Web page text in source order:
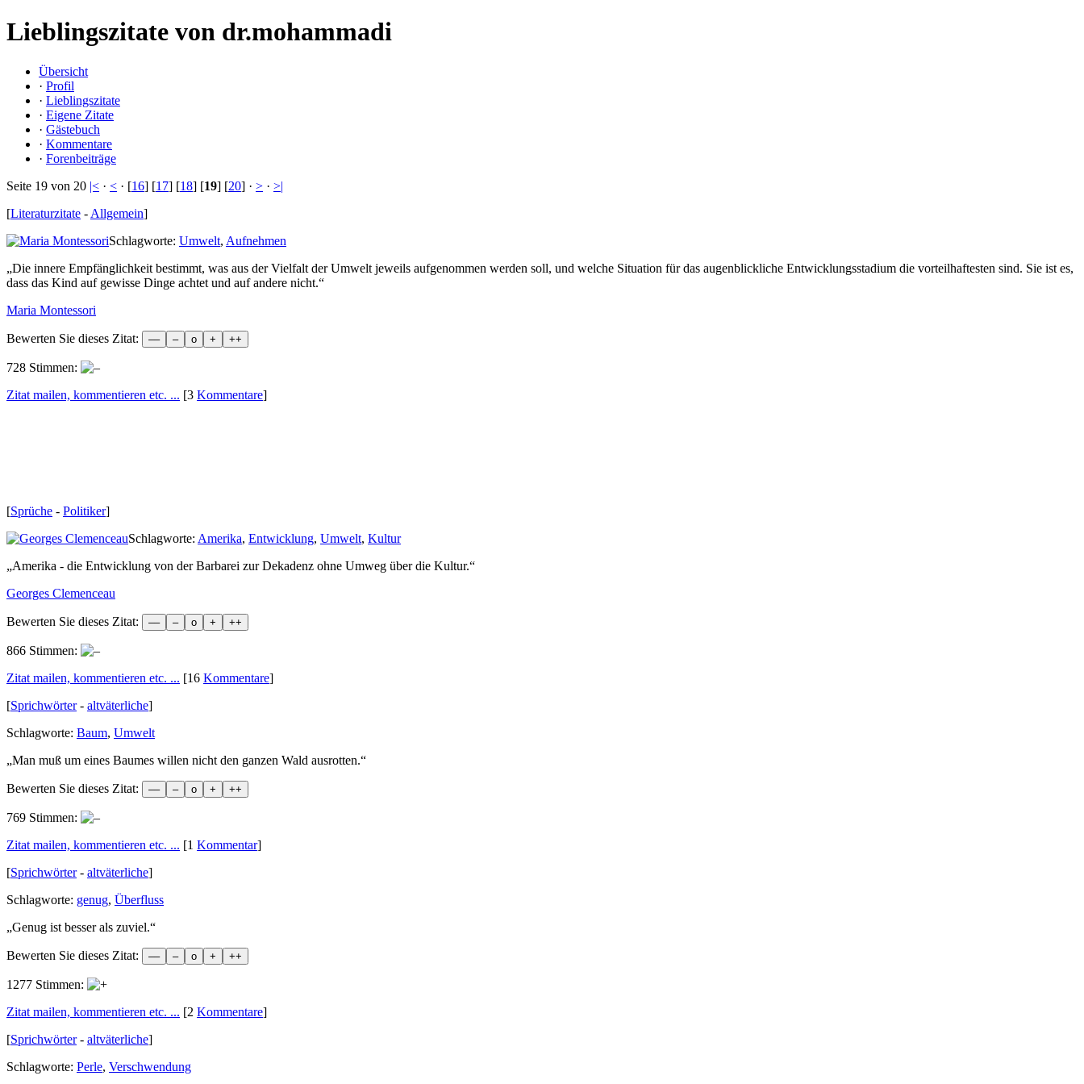
Lieblingszitate von dr.mohammadi
Übersicht
· Profil
· Lieblingszitate
· Eigene Zitate
· Gästebuch
· Kommentare
· Forenbeiträge
Seite 19 von 20 |< · < · [16] [17] [18] [19] [20] · > · >|
[Literaturzitate - Allgemein]
Schlagworte: Umwelt, Aufnehmen
„Die innere Empfänglichkeit bestimmt, was aus der Vielfalt der Umwelt jeweils aufgenommen werden soll, und welche Situation für das augenblickliche Entwicklungsstadium die vorteilhaftesten sind. Sie ist es,
dass das Kind auf gewisse Dinge achtet und auf andere nicht.“
Maria Montessori
Bewerten Sie dieses Zitat:
728 Stimmen:
Zitat mailen, kommentieren etc. ... [3 Kommentare]
[Sprüche - Politiker]
Schlagworte: Amerika, Entwicklung, Umwelt, Kultur
„Amerika - die Entwicklung von der Barbarei zur Dekadenz ohne Umweg über die Kultur.“
Georges Clemenceau
Bewerten Sie dieses Zitat:
866 Stimmen:
Zitat mailen, kommentieren etc. ... [16 Kommentare]
[Sprichwörter- altväterliche]
Schlagworte: Baum, Umwelt
„Man muß um eines Baumes willen nicht den ganzen Wald ausrotten.“
Bewerten Sie dieses Zitat:
769 Stimmen:
Zitat mailen, kommentieren etc. ... [1 Kommentar]
[Sprichwörter- altväterliche]
Schlagworte: genug, Überfluss
„Genug ist besser als zuviel.“
Bewerten Sie dieses Zitat:
1277 Stimmen:
Zitat mailen, kommentieren etc. ... [2 Kommentare]
[Sprichwörter- altväterliche]
Schlagworte: Perle, Verschwendung